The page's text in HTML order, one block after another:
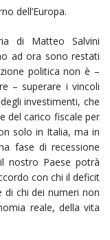
dell’Europa.
di Matteo Salvini
ad ora sono restati
politica non è –
– superare i vincoli
investimenti, che
del carico fiscale per
solo in Italia, ma in
fase di recessione
nostro Paese potrà
con chi il deficit
di chi dei numeri non
reale, della vita